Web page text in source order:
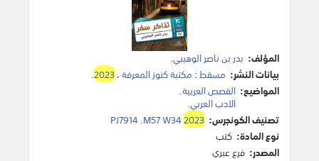
المؤلف: بدر بن ناصر الوهيبي.
بيانات النشر: مسقط: مكتبة كنوز المعرفة،2023
.
المواضيع: القصص العربية.
الادب العربي.
تصنيف الكونجرس:
PJ7914 .M57 W342023
نوع المادة: كتب
المصدر: فرع عبري